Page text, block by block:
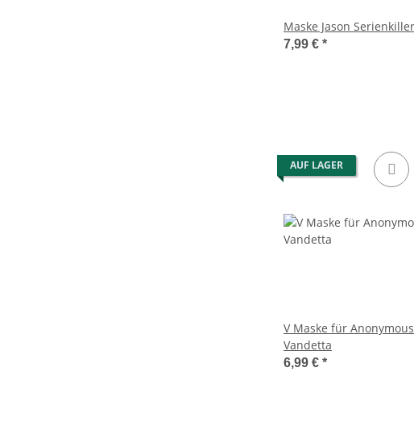
Maske Jason Serienkiller
7,99 € *
AUF LAGER
V Maske für Anonymous
Vandetta
6,99 € *